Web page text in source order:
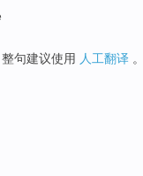
句建议使用 人工翻译